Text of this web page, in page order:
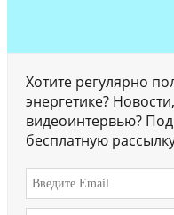
Хотите регулярно
энергетике?
видеоинтервью?
бесплатную